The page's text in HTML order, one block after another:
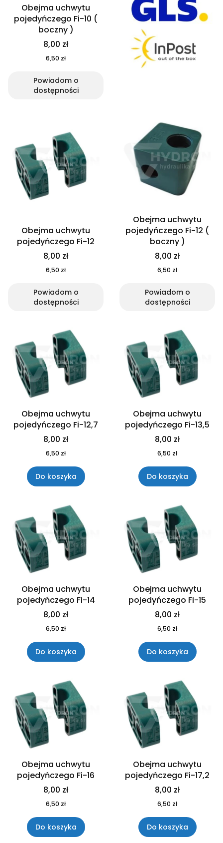
Obejma uchwytu
pojedyńczego Fi-10 (
boczny )
8,00 zł
6,50 zł
Powiadom o
dostępności
Obejma uchwytu
pojedyńczego Fi-12
8,00 zł
6,50 zł
Powiadom o
dostępności
Obejma uchwytu
pojedyńczego Fi-12 (
boczny )
8,00 zł
6,50 zł
Powiadom o
dostępności
Obejma uchwytu
pojedyńczego Fi-12,7
8,00 zł
6,50 zł
Do koszyka
Obejma uchwytu
pojedyńczego Fi-13,5
8,00 zł
6,50 zł
Do koszyka
Obejma uchwytu
pojedyńczego Fi-14
8,00 zł
6,50 zł
Do koszyka
Obejma uchwytu
pojedyńczego Fi-15
8,00 zł
6,50 zł
Do koszyka
Obejma uchwytu
pojedyńczego Fi-16
8,00 zł
6,50 zł
Do koszyka
Obejma uchwytu
pojedyńczego Fi-17,2
8,00 zł
6,50 zł
Do koszyka